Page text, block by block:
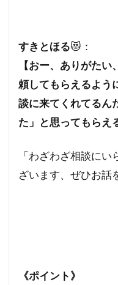
すきとほる😻：
【おー、ありがた
頼してもらえるよう
談に来てくれてるん
た」と思ってもらえ
「わざわざ相談に
ざいます、ぜひお話
《ポイント》